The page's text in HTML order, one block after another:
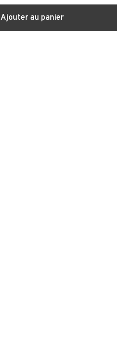
Ajouter au panier